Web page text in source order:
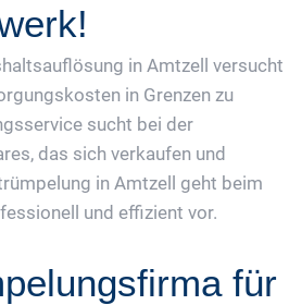
in Amtzell versucht
in Grenzen zu
sucht bei der
das sich verkaufen und
in Amtzell geht beim
und effizient vor.
für